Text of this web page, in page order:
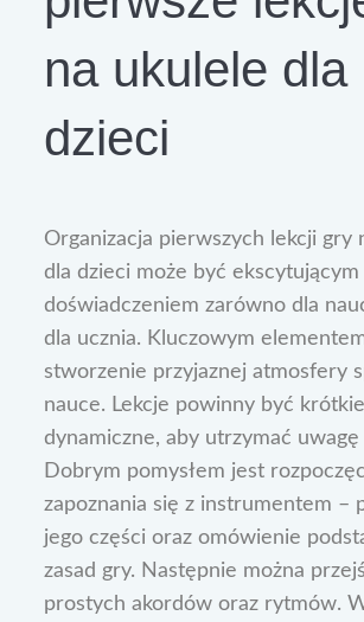
na ukulele dla
dzieci
Organizacja pierwszych lekcji gry
dla dzieci może być ekscytującym
doświadczeniem zarówno dla
dla ucznia. Kluczowym
stworzenie przyjaznej atmosfery
nauce. Lekcje powinny być
dynamiczne, aby utrzymać uwagę
Dobrym pomysłem jest
zapoznania się z instrumentem –
jego części oraz omówienie
zasad gry. Następnie można
prostych akordów oraz rytmów.